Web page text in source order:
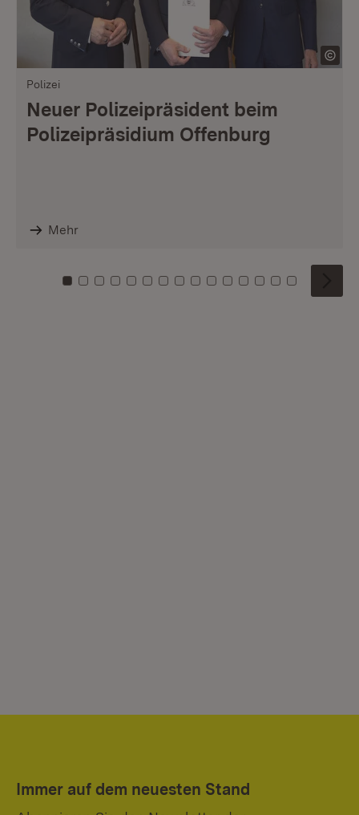
Polizei
Neuer Polizeipräsident beim
Polizeipräsidium Offenburg
Mehr
Zu Kachel: 0
Zu Kachel: 1
Zu Kachel: 2
Zu Kachel: 3
Zu Kachel: 4
Zu Kachel: 5
Zu Kachel: 6
Zu Kachel: 7
Zu Kachel: 8
Zu Kachel: 9
Zu Kachel: 10
Zu Kachel: 11
Zu Kachel: 12
Zu Kachel:
Zu
Immer auf dem neuesten Stand